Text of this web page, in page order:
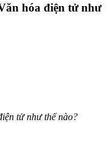
hóa điện tử như
tử như thế nào?